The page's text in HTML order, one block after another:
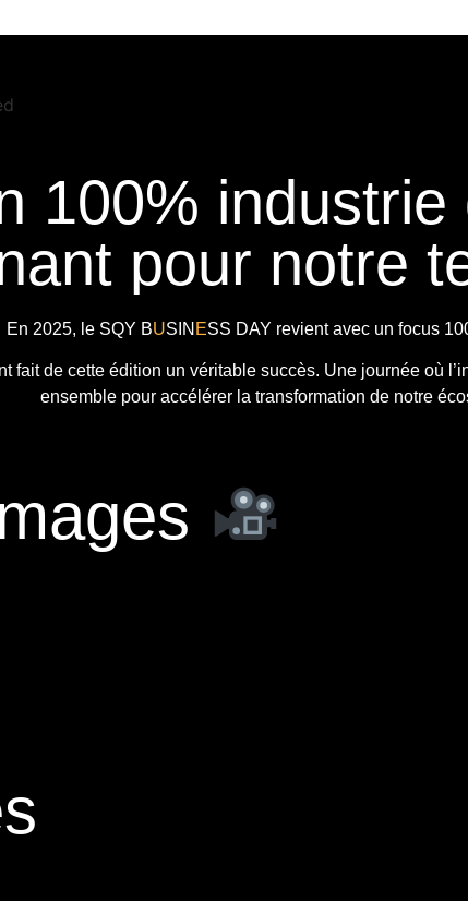
100%
pour notre
En 2025, le SQY BUSIN ESS DAY revient avec un focus
fait de cette édition un véritable succès. Une journée où
ensemble pour accélérer la transformation de notre